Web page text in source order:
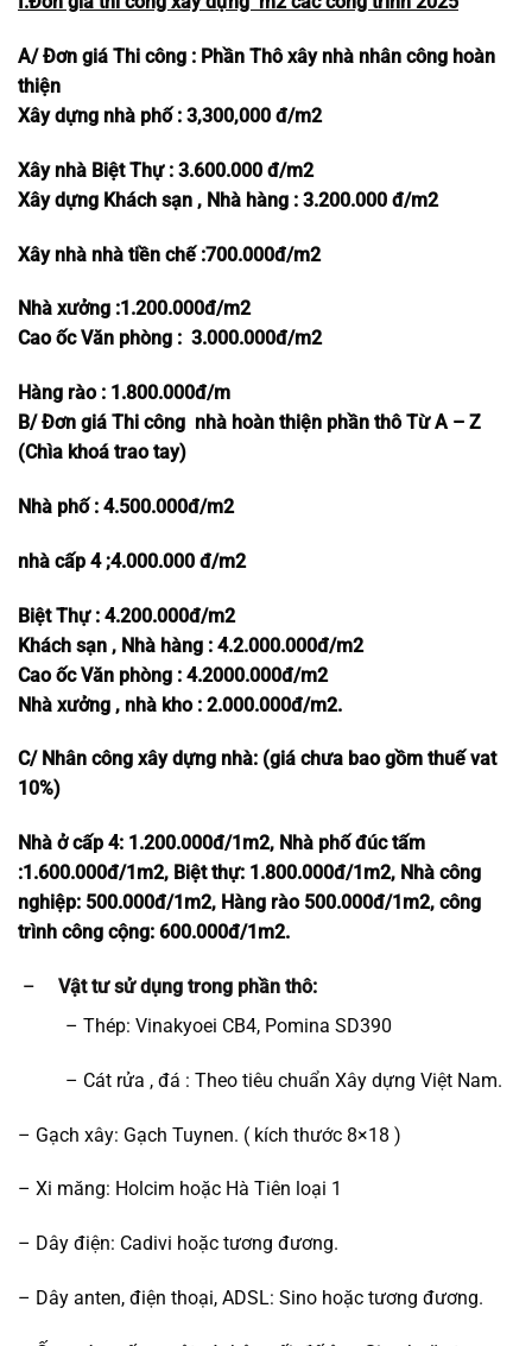
A/ Đơn giá Thi công : Phần Thô xây nhà nhân công hoàn
thiện
Xây dựng nhà phố : 3,300,000 đ/m2
Xây nhà Biệt Thự : 3.600.000 đ/m2
Xây dựng Khách sạn , Nhà hàng : 3.200.000 đ/m2
Xây nhà nhà tiền chế :700.000đ/m2
Nhà xưởng :1.200.000đ/m2
Cao ốc Văn phòng : 3.000.000đ/m2
Hàng rào : 1.800.000đ/m
B/ Đơn giá Thi công nhà hoàn thiện phần thô Từ A – Z
(Chìa khoá trao tay)
Nhà phố : 4.500.000đ/m2
nhà cấp 4 ;4.000.000 đ/m2
Biệt Thự : 4.200.000đ/m2
Khách sạn , Nhà hàng : 4.2.000.000đ/m2
Cao ốc Văn phòng : 4.2000.000đ/m2
Nhà xưởng , nhà kho : 2.000.000đ/m2.
C/ Nhân công xây dựng nhà: (giá chưa bao gồm thuế vat
10%)
Nhà ở cấp 4: 1.200.000đ/1m2, Nhà phố đúc tấm
:1.600.000đ/1m2, Biệt thự: 1.800.000đ/1m2, Nhà công
nghiệp: 500.000đ/1m2, Hàng rào 500.000đ/1m2, công
trình công cộng: 600.000đ/1m2.
– Vật tư sử dụng trong phần thô:
– Thép: Vinakyoei CB4, Pomina SD390
– Cát rửa , đá : Theo tiêu chuẩn Xây dựng Việt Nam.
– Gạch xây: Gạch Tuynen. ( kích thước 8×18 )
– Xi măng: Holcim hoặc Hà Tiên loại 1
– Dây điện: Cadivi hoặc tương đương.
– Dây anten, điện thoại, ADSL: Sino hoặc tương đương.